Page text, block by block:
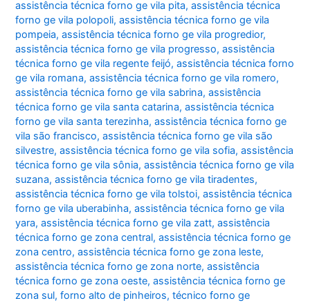
assistência técnica forno ge vila pita,assistência técnica
forno ge vila polopoli,assistência técnica forno ge vila
pompeia,assistência técnica forno ge vila progredior,
assistência técnica forno ge vila progresso,assistência
técnica forno ge vila regente feijó,assistência técnica forno
ge vila romana,assistência técnica forno ge vila romero,
assistência técnica forno ge vila sabrina,assistência
técnica forno ge vila santa catarina,assistência técnica
forno ge vila santa terezinha,assistência técnica forno ge
vila são francisco,assistência técnica forno ge vila são
silvestre,assistência técnica forno ge vila sofia,assistência
técnica forno ge vila sônia,assistência técnica forno ge vila
suzana,assistência técnica forno ge vila tiradentes,
assistência técnica forno ge vila tolstoi,assistência técnica
forno ge vila uberabinha,assistência técnica forno ge vila
yara,assistência técnica forno ge vila zatt,assistência
técnica forno ge zona central,assistência técnica forno ge
zona centro,assistência técnica forno ge zona leste,
assistência técnica forno ge zona norte,assistência
técnica forno ge zona oeste,assistência técnica forno ge
zona sul,forno alto de pinheiros,técnico forno ge